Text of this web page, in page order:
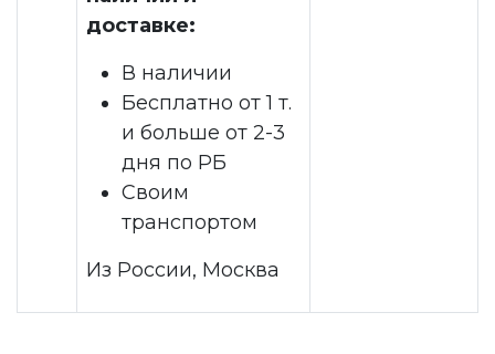
доставке:
В наличии
Бесплатно от 1 т.
и больше от 2-3
дня по РБ
Своим
транспортом
Из России, Москва